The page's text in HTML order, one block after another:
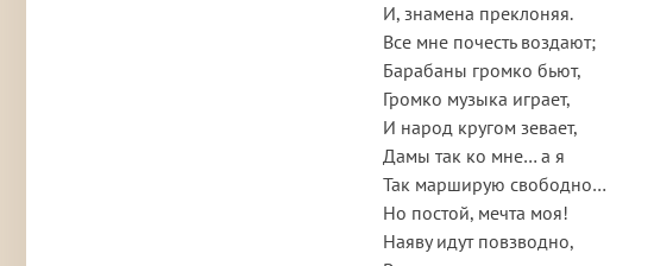
И, знамена преклоняя.
Все мне почесть воздают;
Барабаны громко бьют,
Громко музыка играет,
И народ кругом зевает,
Дамы так ко мне… а я
Так марширую свободно…
Но постой, мечта моя!
Наяву идут повзводно,